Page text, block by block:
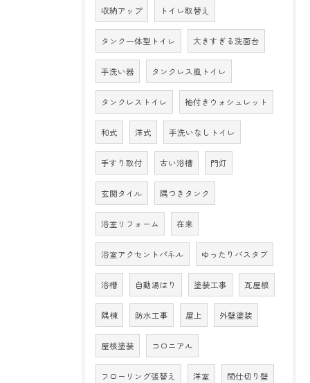
収納アップ トイレ取替え
タンク一体型トイレ 大きすぎる洗面台
手洗い器 タンクレス風トイレ
タンクレストイレ 袖付きウォシュレット
和式 洋式 手洗いなしトイレ
手すり取付 古い浴槽 門灯
玄関タイル 隅つきタンク
浴室リフォーム 在来
浴室アクセントパネル ゆったりバスタブ
浴槽 自動湯はり 塗装工事 瓦屋根
隅棟 防水工事 屋上 外壁塗装
屋根塗装 コロニアル
フローリング張替え 洋室 間仕切り壁